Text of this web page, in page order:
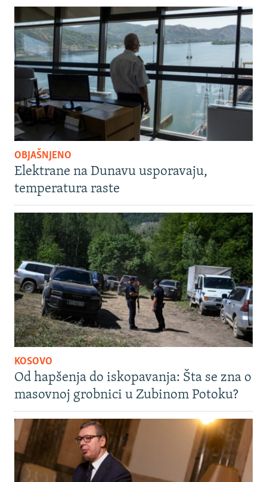
OBJAŠNJENO
Elektrane na Dunavu usporavaju,
temperatura raste
KOSOVO
Od hapšenja do iskopavanja: Šta se zna o
masovnoj grobnici u Zubinom Potoku?